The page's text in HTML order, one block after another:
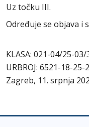
Uz točku III.
Određuje se objava i
KLASA: 021-04/25-03/
URBROJ: 6521-18-25-2
Zagreb, 11. srpnja